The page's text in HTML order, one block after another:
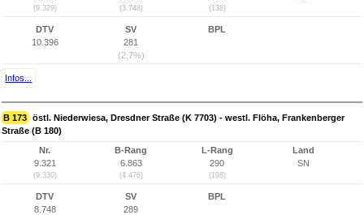
(9.329) (3.748) (138)
DTV
10.396
SV
281
(2,7%)
BPL
Infos...
B 173 östl. Niederwiesa, Dresdner Straße (K 7703) - westl. Flöha, Frankenberger
Straße (B 180)
Nr.
9.321
(9.330)
B-Rang
6.863
(4.476)
L-Rang
290
(198)
Land
SN
DTV
8.748
SV
289
BPL